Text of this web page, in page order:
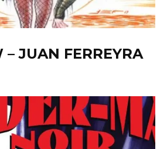
– JUAN FERREYRA